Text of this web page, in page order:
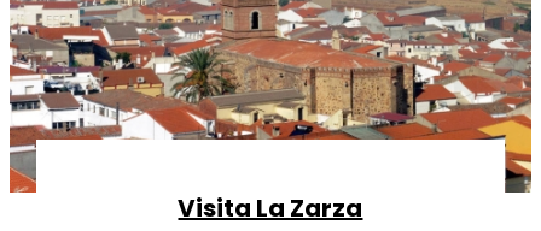
Visita La Zarza